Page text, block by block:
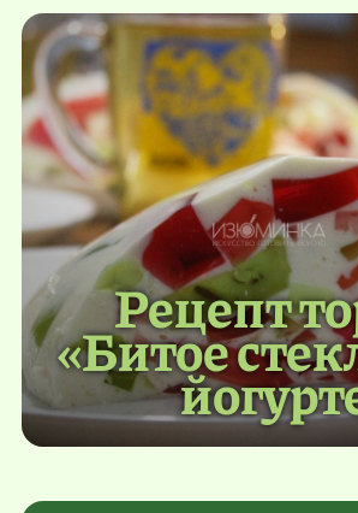
Рецепт
«Битое